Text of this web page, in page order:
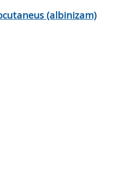
(albinizam)